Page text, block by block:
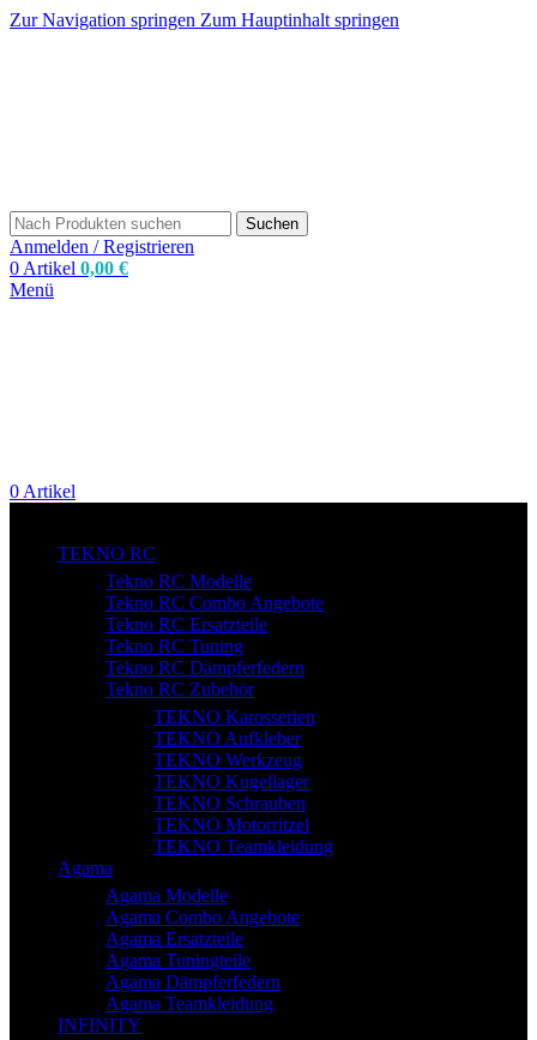
Zur Navigation springen Zum Hauptinhalt springen
Suchen
Anmelden / Registrieren
0 Artikel 0,00 €
Menü
0 Artikel
TEKNO RC
Tekno RC Modelle
Tekno RC Combo Angebote
Tekno RC Ersatzteile
Tekno RC Tuning
Tekno RC Dämpferfedern
Tekno RC Zubehör
TEKNO Karosserien
TEKNO Aufkleber
TEKNO Werkzeug
TEKNO Kugellager
TEKNO Schrauben
TEKNO Motorritzel
TEKNO Teamkleidung
Agama
Agama Modelle
Agama Combo Angebote
Agama Ersatzteile
Agama Tuningteile
Agama Dämpferfedern
Agama Teamkleidung
INFINITY